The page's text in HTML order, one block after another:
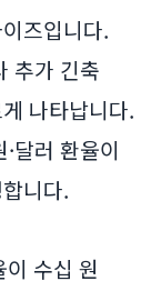
즈입니다.
추가 긴축
나타납니다.
달러 환율이
니다.
수십 원